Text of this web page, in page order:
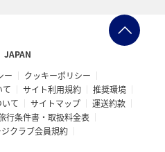
JAPAN
ー
クッキーポリシー
て
サイト利用規約
推奨環境
て
サイトマップ
運送約款
行条件書・取扱料金表
クラブ会員規約